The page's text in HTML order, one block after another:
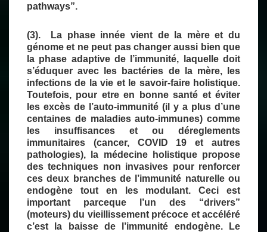
pathways”.
(3). La phase innée vient de la mère et du
génome et ne peut pas changer aussi bien que
la phase adaptive de l’immunité, laquelle doit
s’éduquer avec les bactéries de la mère, les
infections de la vie et le savoir-faire holistique.
Toutefois, pour etre en bonne santé et éviter
les excès de l’auto-immunité (il y a plus d’une
centaines de maladies auto-immunes) comme
les insuffisances et ou déreglements
immunitaires (cancer, COVID 19 et autres
pathologies), la médecine holistique propose
des techniques non invasives pour renforcer
ces deux branches de l’immunité naturelle ou
endogène tout en les modulant. Ceci est
important parceque l’un des “drivers”
(moteurs) du vieillissement précoce et accéléré
c’est la baisse de l’immunité endogène. Le